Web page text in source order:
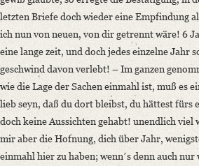
Manuscript
Provider: Dresden, Sächsische
OAI Id: DE-1a-33449
Classification Number:
Number of Pages: 4S. auf Doppelbl., hs.
Format: 23,3 x 19,1 cm
Incipit: „[1] 1792 den 5ten April
Liebster Bruder,
Also äußerst wahrscheinlich ist es nun
letzten Briefe doch wieder eine Empfindung
ich nun von neuen, von dir getrennt wäre! 6
eine lange zeit, und doch jedes einzelne Jahr
geschwind davon verlebt! – Im ganzen
wie die Lage der Sachen einmahl ist, muß es
lieb seyn, daß du dort bleibst, du hättest fürs
doch keine Aussichten gehabt! unendlich viel
mir aber die Hofnung, dich über Jahr,
einmahl hier zu haben; wennʼs denn auch nur